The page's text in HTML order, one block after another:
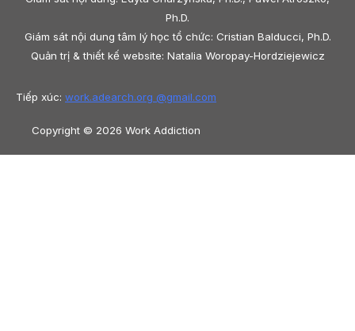
Ph.D.
Giám sát nội dung tâm lý học tổ chức: Cristian Balducci, Ph.D.
Quản trị & thiết kế website: Natalia Woropay-Hordziejewicz
Tiếp xúc: work.adearch.org @gmail.com
Copyright © 2026 Work Addiction